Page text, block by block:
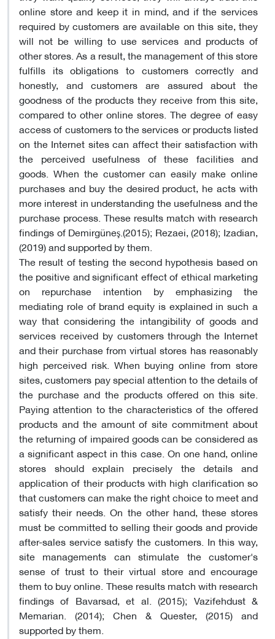
online store and keep it in mind, and if the services
required by customers are available on this site, they
will not be willing to use services and products of
other stores. As a result, the management of this store
fulfills its obligations to customers correctly and
honestly, and customers are assured about the
goodness of the products they receive from this site,
compared to other online stores. The degree of easy
access of customers to the services or products listed
on the Internet sites can affect their satisfaction with
the perceived usefulness of these facilities and
goods. When the customer can easily make online
purchases and buy the desired product, he acts with
more interest in understanding the usefulness and the
purchase process. These results match with research
findings of Demirgüneş.(2015); Rezaei, (2018); Izadian,
(2019) and supported by them.
The result of testing the second hypothesis based on
the positive and significant effect of ethical marketing
on repurchase intention by emphasizing the
mediating role of brand equity is explained in such a
way that considering the intangibility of goods and
services received by customers through the Internet
and their purchase from virtual stores has reasonably
high perceived risk. When buying online from store
sites, customers pay special attention to the details of
the purchase and the products offered on this site.
Paying attention to the characteristics of the offered
products and the amount of site commitment about
the returning of impaired goods can be considered as
a significant aspect in this case. On one hand, online
stores should explain precisely the details and
application of their products with high clarification so
that customers can make the right choice to meet and
satisfy their needs. On the other hand, these stores
must be committed to selling their goods and provide
after-sales service satisfy the customers. In this way,
site managements can stimulate the customer's
sense of trust to their virtual store and encourage
them to buy online. These results match with research
findings of Bavarsad, et al. (2015); Vazifehdust &
Memarian. (2014); Chen & Quester, (2015) and
supported by them.